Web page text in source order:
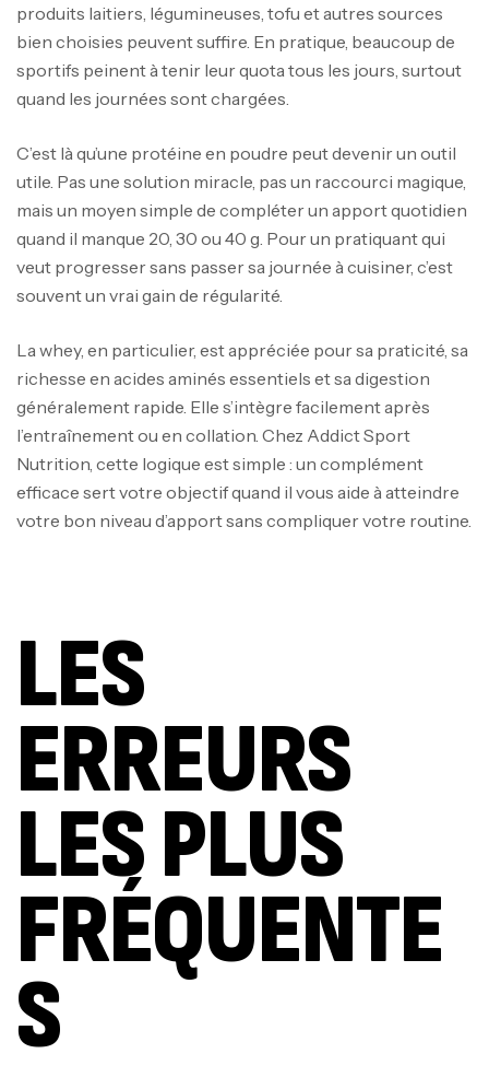
produits laitiers, légumineuses, tofu et autres sources
bien choisies peuvent suffire. En pratique, beaucoup de
sportifs peinent à tenir leur quota tous les jours, surtout
quand les journées sont chargées.
C’est là qu’une protéine en poudre peut devenir un outil
utile. Pas une solution miracle, pas un raccourci magique,
mais un moyen simple de compléter un apport quotidien
quand il manque 20, 30 ou 40 g. Pour un pratiquant qui
veut progresser sans passer sa journée à cuisiner, c’est
souvent un vrai gain de régularité.
La whey, en particulier, est appréciée pour sa praticité, sa
richesse en acides aminés essentiels et sa digestion
généralement rapide. Elle s’intègre facilement après
l’entraînement ou en collation. Chez Addict Sport
Nutrition, cette logique est simple : un complément
efficace sert votre objectif quand il vous aide à atteindre
votre bon niveau d’apport sans compliquer votre routine.
LES
ERREURS
LES PLUS
FRÉQUENTE
S